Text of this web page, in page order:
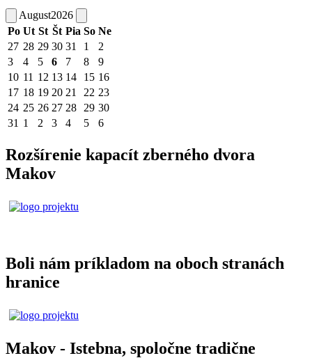
August2026
Po Ut St Št Pia So Ne
27 28 29 30 31 1
2
3
4 5 6 7 8
9
10 11 12 13 14 15 16
17 18 19 20 21 22 23
24 25 26 27 28 29 30
31 1 2 3 4 5 6
Rozšírenie kapacít zberného dvora
Makov
Boli nám príkladom na oboch stranách
hranice
Makov - Istebna, spoločne tradične